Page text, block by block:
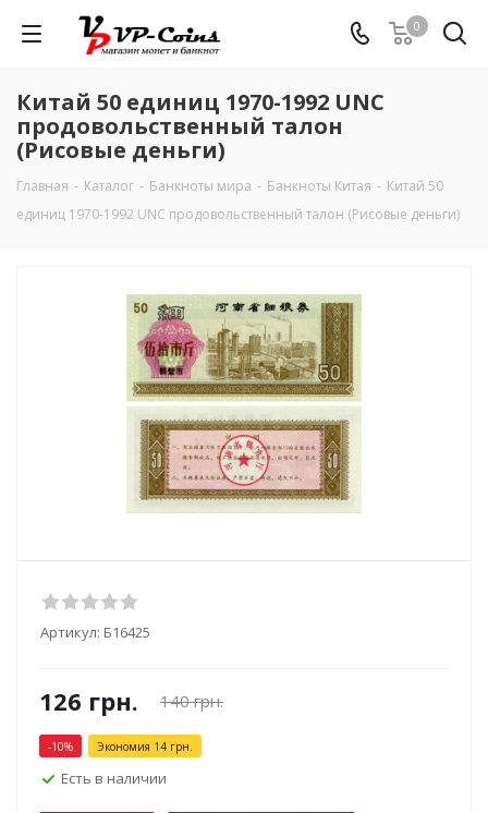
0
Китай 50 единиц 1970-1992 UNC
продовольственный талон
(Рисовые деньги)
Главная - Каталог - Банкноты мира - Банкноты Китая - Китай 50
единиц 1970-1992 UNC продовольственный талон (Рисовые деньги)
Артикул: Б16425
126 грн. 140грн.
-10% Экономия 14 грн.
Есть в наличии